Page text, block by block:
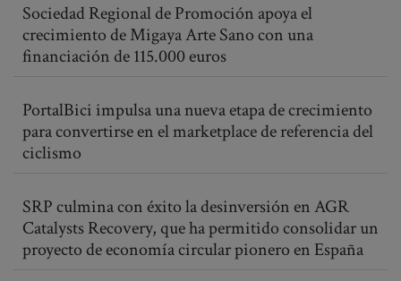
Sociedad Regional de Promoción apoya el
crecimiento de Migaya Arte Sano con una
financiación de 115.000 euros
PortalBici impulsa una nueva etapa de crecimiento
para convertirse en el marketplace de referencia del
ciclismo
SRP culmina con éxito la desinversión en AGR
Catalysts Recovery, que ha permitido consolidar un
proyecto de economía circular pionero en España